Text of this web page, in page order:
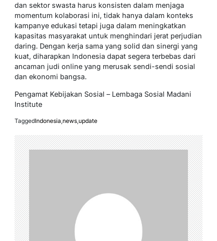
dan sektor swasta harus konsisten dalam menjaga
momentum kolaborasi ini, tidak hanya dalam konteks
kampanye edukasi tetapi juga dalam meningkatkan
kapasitas masyarakat untuk menghindari jerat perjudian
daring. Dengan kerja sama yang solid dan sinergi yang
kuat, diharapkan Indonesia dapat segera terbebas dari
ancaman judi online yang merusak sendi-sendi sosial
dan ekonomi bangsa.
Pengamat Kebijakan Sosial – Lembaga Sosial Madani
Institute
TaggedIndonesia news update